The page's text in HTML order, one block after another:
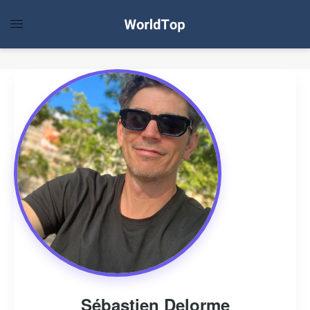
Sébastien Delorme